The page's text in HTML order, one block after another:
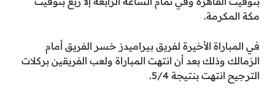
مكة المكرمة.
في المباراة الأخيرة لفريق بيراميدز خسر الفريق أمام
الزمالك وذلك بعد أن انتهت المباراة ولعب الفريقين بركلات
الترجيح انتهت بنتيجة 5/4.